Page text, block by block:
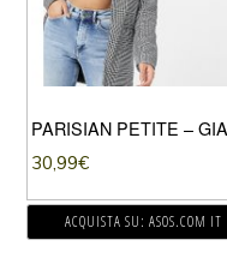
30,99€
ACQUISTA SU: ASOS.COM IT